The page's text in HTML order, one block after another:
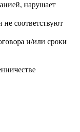
нарушает
соответствуют
и/или сроки